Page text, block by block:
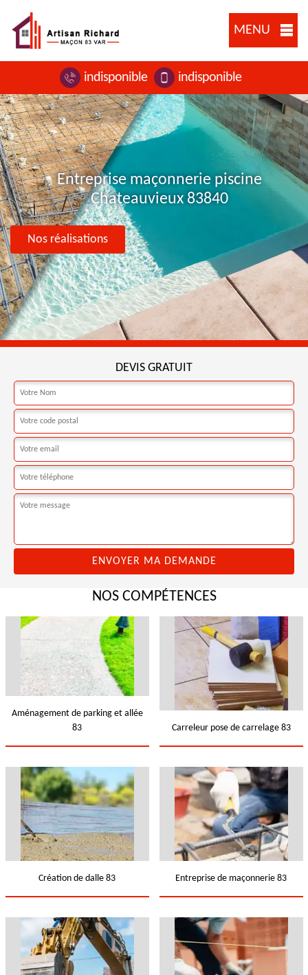
MENU
indisponible indisponible
Entreprise maçonnerie piscine
Chateauvieux 83840
Nos réalisations
DEVIS GRATUIT
NOS COMPÉTENCES
Aménagement de parking et allée
83
Carreleur pose de carrelage 83
Création de dalle 83 Entreprise de maçonnerie 83